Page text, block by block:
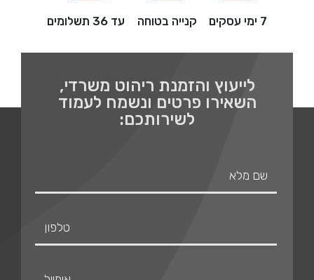
7 ימי עסקים קנייה בטוחה עד 36 תשלומים
לייעוץ והזמנת ריהוט משרדי,
השאירו פרטים ונשמח לעמוד
לשירותכם: